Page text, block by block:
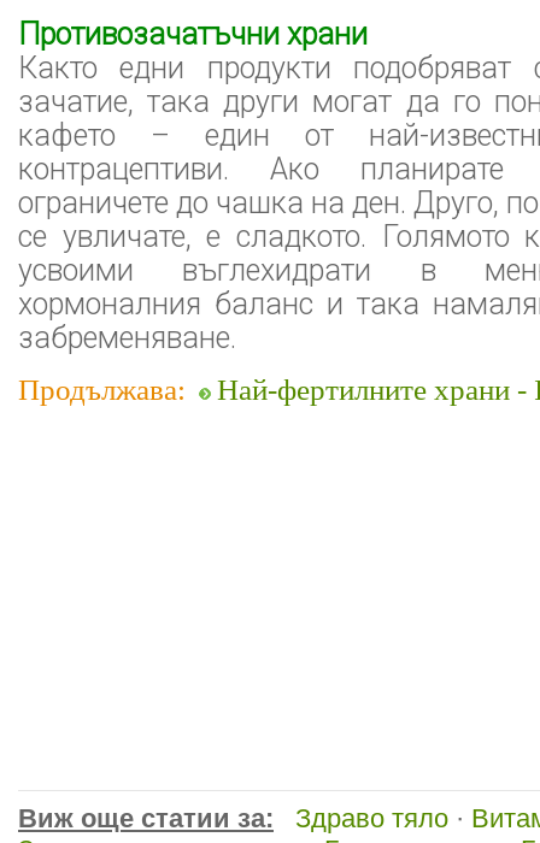
Противозачатъчни храни
Както едни продукти подобряват
зачатие, така други могат да го
кафето – един от най-
контрацептиви. Ако планирате
ограничете до чашка на ден. Друго,
се увличате, е сладкото. Голямото
усвоими въглехидрати в
хормоналния баланс и така
забременяване.
Продължава: Най-фертилните храни -
Виж още статии за: Здраво тяло ·